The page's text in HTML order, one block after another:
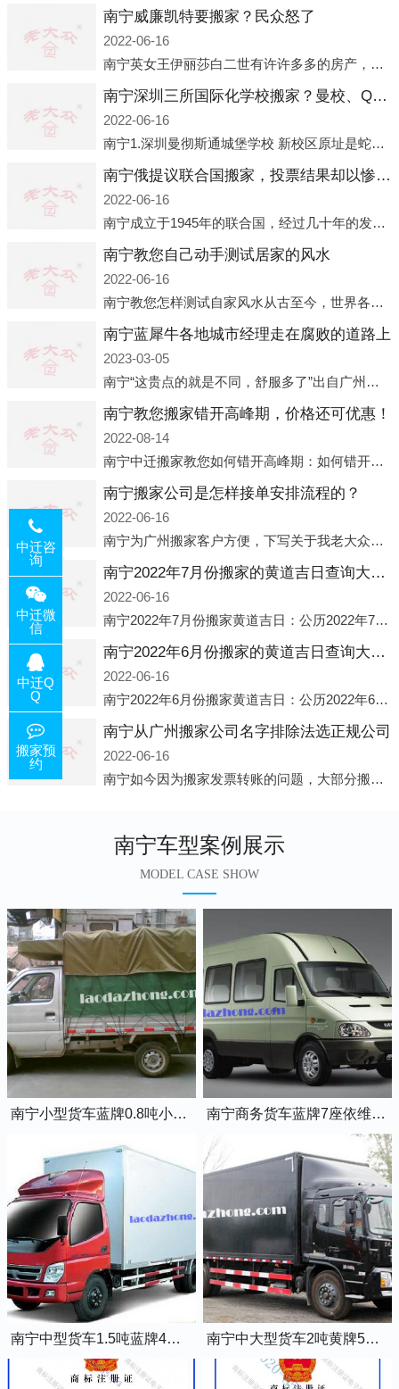
南宁威廉凯特要搬家？民众怒了
2022-06-16
南宁英女王伊丽莎白二世有许许多多的房产，遍布英国各地。而作为英女王的亲孙子、未来的英国国王，威廉王子自然也能享受到女王的房产。目前，威廉凯特以及三个孩子有两个经常居住的地点，一处是位于伦敦的肯辛顿宫，一处
南宁深圳三所国际化学校搬家？曼校、QSI、南山中英文搬走了
2022-06-16
南宁1.深圳曼彻斯通城堡学校 新校区原址是蛇口国际据悉，此次曼彻斯通城堡学校搬迁到蛇口新校区的开办与蛇口外籍人员子女学校（蛇口国际）有很大的关联。2021年，太子湾实验部就宣布在2022年正式并入蛇口外籍
南宁俄提议联合国搬家，投票结果却以惨败收场
2022-06-16
南宁成立于1945年的联合国，经过几十年的发展，如今拥有193个成员国。拥有如此众多会员国的联合国，可以说是世界上最具代表性的国际组织，也是世界上分量最重、有着较高话语权的国际组织。但以美国为首的西方国家
南宁教您自己动手测试居家的风水
2022-06-16
南宁教您怎样测试自家风水从古至今，世界各地的人们都在研究人在乾坤中的位置以及它们所形成的关系。通过探究季节转换、星象变化，并且在所观测到的自然规律的指导下，人们开始认识到居住在不同住宅中的人，其一生中的财
南宁蓝犀牛各地城市经理走在腐败的道路上
2023-03-05
南宁“这贵点的就是不同，舒服多了”出自广州运营邓经理的口中。2023年开年刚出来，三个司机（加盟蓝犀牛的个人队伍）便请广州经理去佛山娱乐场所大消费了一次，据知悉一晚消费达一万多，由三人平摊费用，燃鹅这样的
南宁教您搬家错开高峰期，价格还可优惠！
2022-08-14
南宁中迁搬家教您如何错开高峰期：如何错开高峰期搬家，中迁搬家做了一些电话数据统计和分析，发现市民中午2点左右访问网站的人是最多的，电话咨询是早上9点左右是最多的，预约搬家周六和周日是最多的，网上QQ微
南宁搬家公司是怎样接单安排流程的？
2022-06-16
南宁为广州搬家客户方便，下写关于我老大众搬家公司接单的流程，九条给搬家朋友参考，了解搬家公司工序，免去搬家时的没有准备好的工作，给您及时快速的搬好家。一．电话咨询：专人接待客户电话咨询，初步了解客户搬 家
南宁2022年7月份搬家的黄道吉日查询大全一览表哪天适合搬家好日子
2022-06-16
南宁2022年7月份搬家黄道吉日：公历2022年7月6日 农历六月初八 星期三 冲虎(甲寅)公历2022年7月12日 农历六月十四 星期二 冲猴(庚申)公历2022年7月13日 农历六月十五 星期三 冲鸡
南宁2022年6月份搬家的黄道吉日查询大全一览表哪天适合搬家好日子
2022-06-16
南宁2022年6月份搬家黄道吉日：公历2022年6月1日 农历五月初三 星期三 冲兔(己卯)公历2022年6月4日 农历五月初六 星期六 冲马(壬午)公历2022年6月8日 农历五月初十 星期三 冲狗(丙
南宁从广州搬家公司名字排除法选正规公司
2022-06-16
南宁如今因为搬家发票转账的问题，大部分搬家公司都已经注册了营业执照，早5年前基本上所谓的搬家公司都是无注册状态也就是无照营业，由于企业注册量大增所以各种企业信息展示平台如雨后春笋般遍地开花，如：天眼查，企
南宁车型案例展示
MODEL CASE SHOW
南宁小型货车蓝牌0.8吨小卡车 南宁商务货车蓝牌7座依维柯全顺车
南宁中型货车1.5吨蓝牌4米2厢式货车 南宁中大型货车2吨黄牌5米2厢式货车
中迁咨
询
中迁微
信
中迁Q
Q
搬家预
约